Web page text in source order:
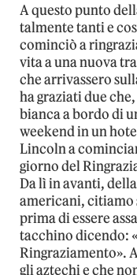
A questo punto
talmente tanti e
cominciò a
vita a una nuova
che arrivassero
ha graziati due
bianca a bordo di
weekend in un
Lincoln a
giorno del
Da lì in avanti,
americani, citiamo
prima di essere
tacchino dicendo:
Ringraziamento».
gli aztechi e che